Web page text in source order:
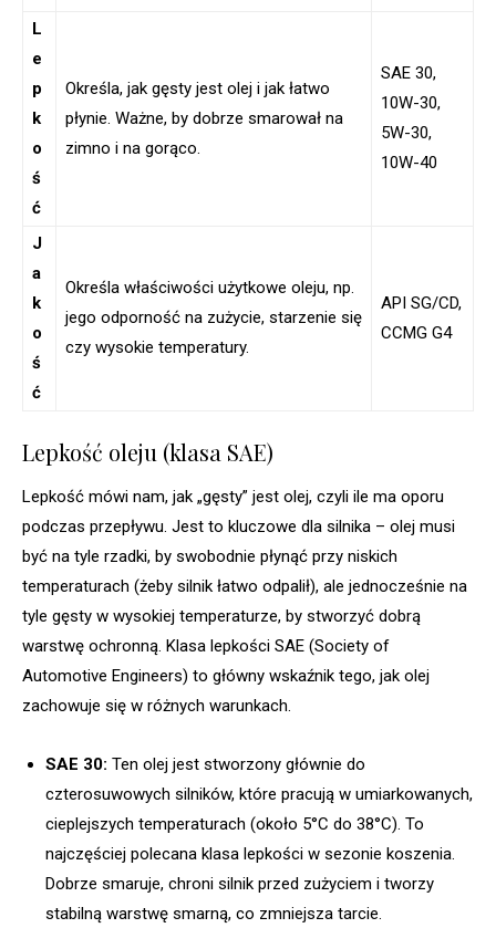
L
e
p
k
o
ś
ć
Określa, jak gęsty jest olej i jak łatwo
płynie. Ważne, by dobrze smarował na
zimno i na gorąco.
SAE 30,
10W-30,
5W-30,
10W-40
J
a
k
o
ś
ć
Określa właściwości użytkowe oleju, np.
jego odporność na zużycie, starzenie się
czy wysokie temperatury.
API SG/CD,
CCMG G4
Lepkość oleju (klasa SAE)
Lepkość mówi nam, jak „gęsty” jest olej, czyli ile ma oporu
podczas przepływu. Jest to kluczowe dla silnika – olej musi
być na tyle rzadki, by swobodnie płynąć przy niskich
temperaturach (żeby silnik łatwo odpalił), ale jednocześnie na
tyle gęsty w wysokiej temperaturze, by stworzyć dobrą
warstwę ochronną. Klasa lepkości SAE (Society of
Automotive Engineers) to główny wskaźnik tego, jak olej
zachowuje się w różnych warunkach.
SAE 30: Ten olej jest stworzony głównie do
czterosuwowych silników, które pracują w umiarkowanych,
cieplejszych temperaturach (około 5°C do 38°C). To
najczęściej polecana klasa lepkości w sezonie koszenia.
Dobrze smaruje, chroni silnik przed zużyciem i tworzy
stabilną warstwę smarną, co zmniejsza tarcie.